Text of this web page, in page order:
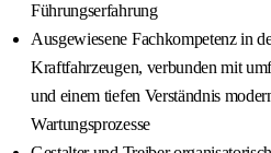
Führungserfahrung
Ausgewiesene Fachkompetenz in
Kraftfahrzeugen, verbunden mit
und einem tiefen Verständnis
Wartungsprozesse